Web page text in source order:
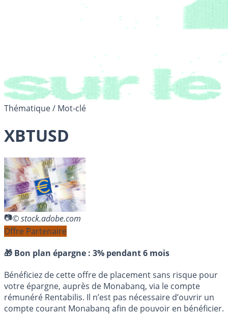
Thématique / Mot-clé
XBTUSD
© stock.adobe.com
Offre Partenaire
🎁 Bon plan épargne : 3% pendant 6 mois
Bénéficiez de cette offre de placement sans risque pour
votre épargne, auprès de Monabanq, via le compte
rémunéré Rentabilis. Il n’est pas nécessaire d’ouvrir un
compte courant Monabanq afin de pouvoir en bénéficier.